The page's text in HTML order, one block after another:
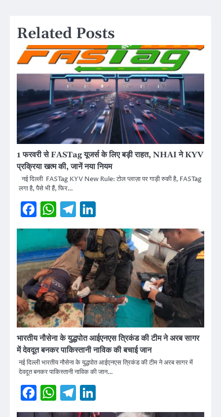
Related Posts
1 फरवरी से FASTag यूजर्स के लिए बड़ी राहत, NHAI ने KYV
प्रक्रिया खत्म की, जानें नया नियम
नई दिल्ली FASTag KYV New Rule: टोल प्लाज़ा पर गाड़ी रुकी है, FASTag
लगा है, पैसे भी हैं, फिर…
Facebook
WhatsApp
Telegram
भारतीय नौसेना के युद्धपोत आईएनएस त्रिकंड की टीम ने अरब सागर
में देवदूत बनकर पाकिस्तानी नाविक की बचाई जान
नई दिल्ली भारतीय नौसेना के युद्धपोत आईएनएस त्रिकंड की टीम ने अरब सागर में
देवदूत बनकर पाकिस्तानी नाविक की जान…
Facebook
WhatsApp
Telegram